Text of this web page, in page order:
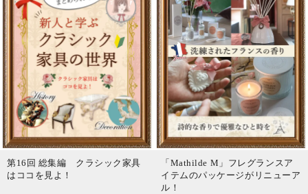
第16回 総集編 クラシック家具
はココを見よ！
「Mathilde M」フレグランスア
イテムのパッケージがリニューア
ル！